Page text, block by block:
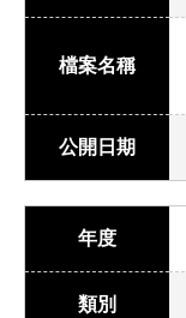
檔案名稱
公開日期
年度
類別